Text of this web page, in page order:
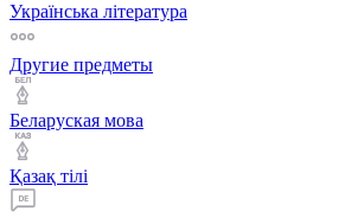
Українська література
Другие предметы
Беларуская мова
Қазақ тiлi